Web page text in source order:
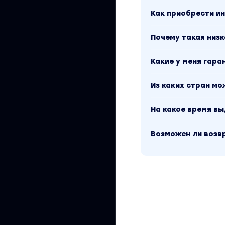
Вы находитесь на
Оригинальная
Coursx.net данный
«Артем
Как приобрести
Почему такая
Какие у меня
Из каких стран
На какое время
Возможен ли